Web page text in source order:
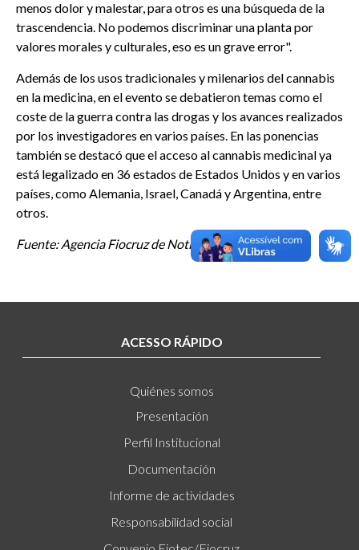
menos dolor y malestar, para otros es una búsqueda de la
trascendencia. No podemos discriminar una planta por
valores morales y culturales, eso es un grave error".
Además de los usos tradicionales y milenarios del cannabis
en la medicina, en el evento se debatieron temas como el
coste de la guerra contra las drogas y los avances realizados
por los investigadores en varios países. En las ponencias
también se destacó que el acceso al cannabis medicinal ya
está legalizado en 36 estados de Estados Unidos y en varios
países, como Alemania, Israel, Canadá y Argentina, entre
otros.
Fuente: Agencia Fiocruz de Noticias (AFN).
ACESSO RÁPIDO
Quiénes somos
Presentación
Perfil Institucional
Documentación
Informe de actividades
Responsabilidad social